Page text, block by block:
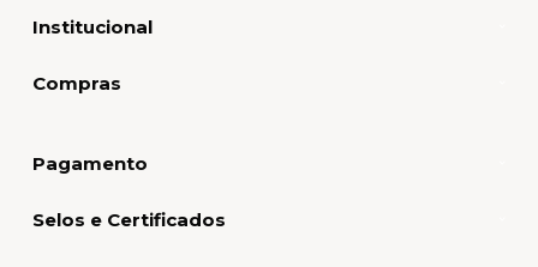
Institucional
Compras
Pagamento
Selos e Certificados